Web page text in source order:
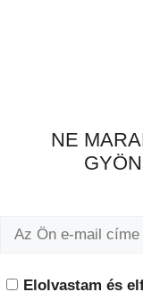
NE
Elolvastam és